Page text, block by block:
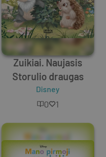
Zuikiai. Naujasis
Storulio draugas
Disney
0 1